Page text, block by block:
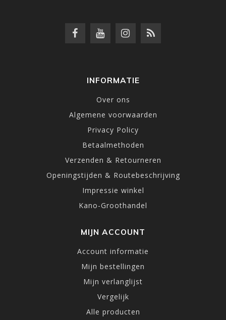
INFORMATIE
Over ons
Algemene voorwaarden
Privacy Policy
Betaalmethoden
Verzenden & Retourneren
Openingstijden & Routebeschrijving
Impressie winkel
Kano-Groothandel
MIJN ACCOUNT
Account informatie
Mijn bestellingen
Mijn verlanglijst
Vergelijk
Alle producten